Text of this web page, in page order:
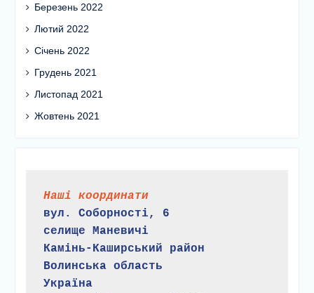
Березень 2022
Лютий 2022
Січень 2022
Грудень 2021
Листопад 2021
Жовтень 2021
Наші координати
вул. Соборності, 6
селище Маневичі
Камінь-Каширський район
Волинська область
Україна